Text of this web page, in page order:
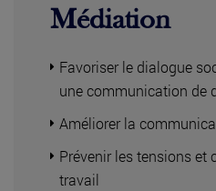
Médiation
Favoriser le dialogue
une communication de
Améliorer la
Prévenir les tensions et
travail